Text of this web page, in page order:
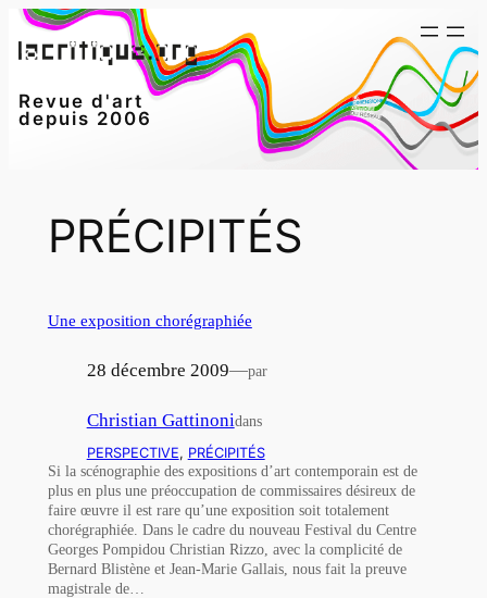
Aller
au
Revue d'art
depuis 2006
PRÉCIPITÉS
Une exposition chorégraphiée
28 décembre 2009—par
Christian Gattinonidans
PERSPECTIVE, PRÉCIPITÉS
Si la scénographie des expositions d’art contemporain est de
plus en plus une préoccupation de commissaires désireux de
faire œuvre il est rare qu’une exposition soit totalement
chorégraphiée. Dans le cadre du nouveau Festival du Centre
Georges Pompidou Christian Rizzo, avec la complicité de
Bernard Blistène et Jean-Marie Gallais, nous fait la preuve
magistrale de…